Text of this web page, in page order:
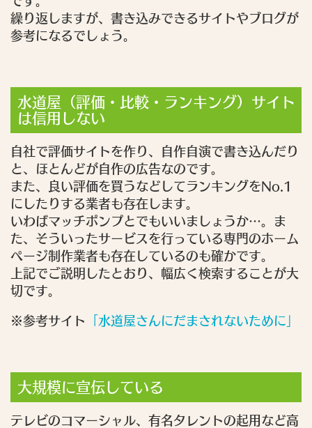
繰り返しますが、書き込みできるサイトやブログが
参考になるでしょう。
水道屋（評価・比較・ランキング）サイト
は信用しない
自社で評価サイトを作り、自作自演で書き込んだり
と、ほとんどが自作の広告なのです。
また、良い評価を買うなどしてランキングをNo.1
にしたりする業者も存在します。
いわばマッチポンプとでもいいましょうか…。ま
た、そういったサービスを行っている専門のホーム
ページ制作業者も存在しているのも確かです。
上記でご説明したとおり、幅広く検索することが大
切です。
※参考サイト 「水道屋さんにだまされないために」
大規模に宣伝している
テレビのコマーシャル、有名タレントの起用など高